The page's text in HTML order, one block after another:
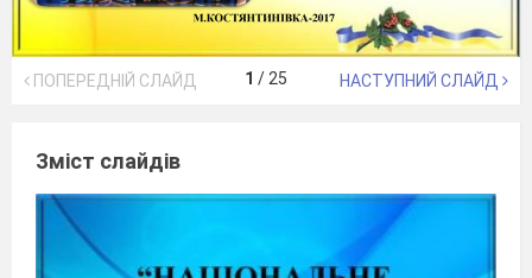
ПОПЕРЕДНІЙ СЛАЙД 1 / 25 НАСТУПНИЙ СЛАЙД
Зміст слайдів